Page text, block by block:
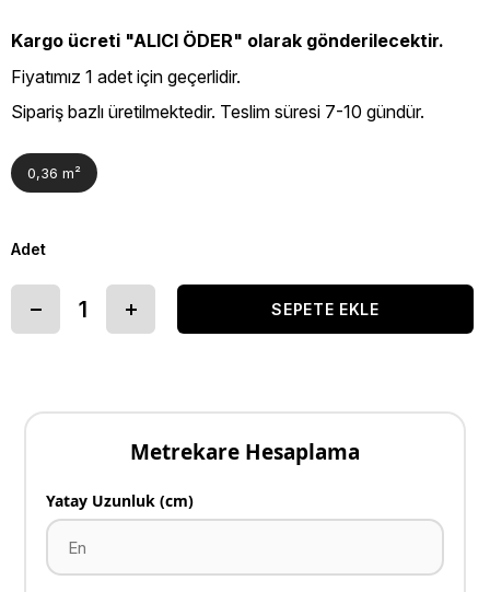
Kargo ücreti "ALICI ÖDER" olarak gönderilecektir.
Fiyatımız 1 adet için geçerlidir.
Sipariş bazlı üretilmektedir. Teslim süresi 7-10 gündür.
0,36 m²
Adet
Metrekare Hesaplama
Yatay Uzunluk (cm)